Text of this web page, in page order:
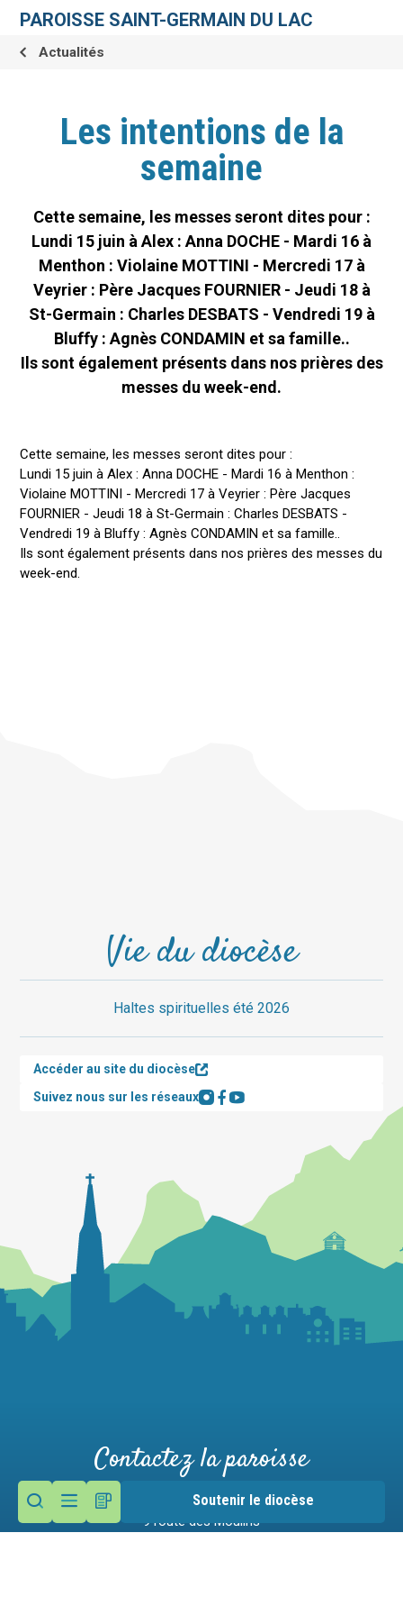
contenu.
personnelsPAROISSE SAINT-GERMAIN DU LAC
Soutenir le diocèse
Actualités
Les intentions de la
semaine
Cette semaine, les messes seront dites pour :
Lundi 15 juin à Alex : Anna DOCHE - Mardi 16 à
Menthon : Violaine MOTTINI - Mercredi 17 à
Veyrier : Père Jacques FOURNIER - Jeudi 18 à
St-Germain : Charles DESBATS - Vendredi 19 à
Bluffy : Agnès CONDAMIN et sa famille..
Ils sont également présents dans nos prières des
messes du week-end.
Cette semaine, les messes seront dites pour :
Lundi 15 juin à Alex : Anna DOCHE - Mardi 16 à Menthon :
Violaine MOTTINI - Mercredi 17 à Veyrier : Père Jacques
FOURNIER - Jeudi 18 à St-Germain : Charles DESBATS -
Vendredi 19 à Bluffy : Agnès CONDAMIN et sa famille..
Ils sont également présents dans nos prières des messes du
week-end.
Vie du diocèse
Haltes spirituelles été 2026
Accéder au site du diocèse
Suivez nous sur les réseaux
Contactez la paroisse
Maison paroissiale
9 route des Moulins